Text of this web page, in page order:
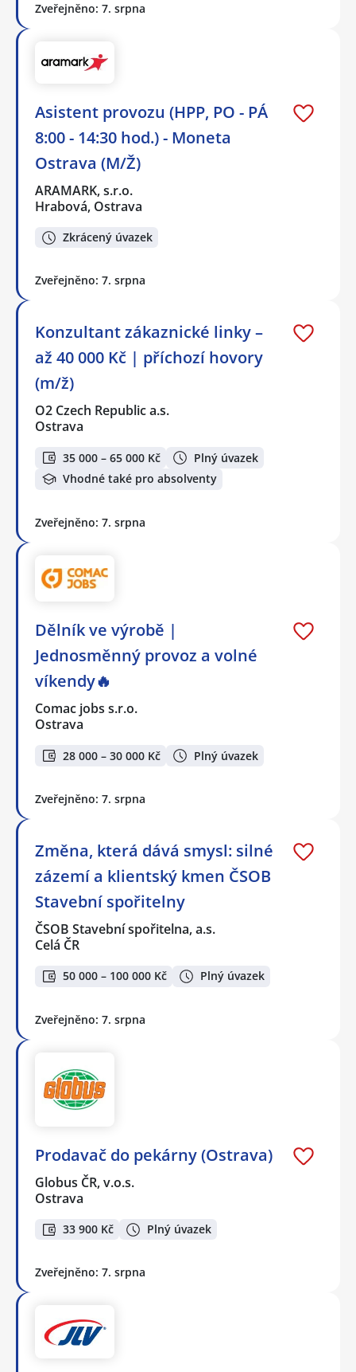
Zveřejněno: 7. srpna
Asistent provozu (HPP, PO - PÁ
8:00 - 14:30 hod.) - Moneta
Ostrava (M/Ž)
ARAMARK, s.r.o.
Hrabová, Ostrava
Zkrácený úvazek
Zveřejněno: 7. srpna
Konzultant zákaznické linky –
až 40 000 Kč | příchozí hovory
(m/ž)
O2 Czech Republic a.s.
Ostrava
35 000 – 65 000 Kč
Plný úvazek
Vhodné také pro absolventy
Zveřejněno: 7. srpna
Dělník ve výrobě |
Jednosměnný provoz a volné
víkendy🔥
Comac jobs s.r.o.
Ostrava
28 000 – 30 000 Kč Plný úvazek
Zveřejněno: 7. srpna
Změna, která dává smysl: silné
zázemí a klientský kmen ČSOB
Stavební spořitelny
ČSOB Stavební spořitelna, a.s.
Celá ČR
50 000 – 100 000 Kč Plný úvazek
Zveřejněno: 7. srpna
Prodavač do pekárny (Ostrava)
Globus ČR, v.o.s.
Ostrava
33 900 Kč Plný úvazek
Zveřejněno: 7. srpna